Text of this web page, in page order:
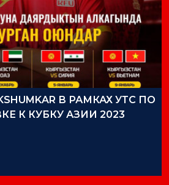
В РАМКАХ УТС ПО
К КУБКУ АЗИИ 2023